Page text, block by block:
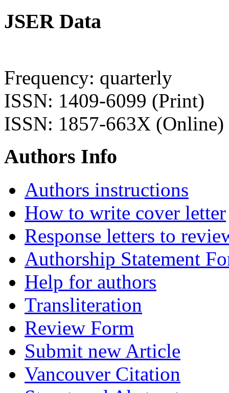
JSER Data
Frequency: quarterly
ISSN: 1409-6099 (Print)
ISSN: 1857-663X (Online)
Authors Info
Authors instructions
How to write cover letter
Response letters to
Authorship Statement
Help for authors
Transliteration
Review Form
Submit new Article
Vancouver Citation